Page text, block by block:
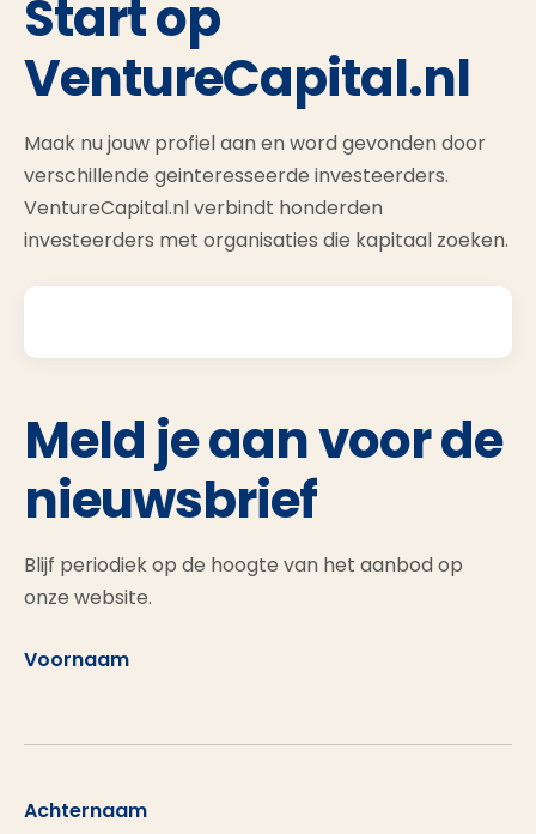
Start op
VentureCapital.nl
Maak nu jouw profiel aan en word gevonden door
verschillende geinteresseerde investeerders.
VentureCapital.nl verbindt honderden
investeerders met organisaties die kapitaal zoeken.
Meld je aan voor de
nieuwsbrief
Blijf periodiek op de hoogte van het aanbod op
onze website.
Voornaam
Achternaam